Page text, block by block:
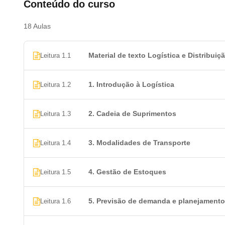
Conteúdo do curso
18 Aulas
Leitura 1.1 Material de texto Logística e
Leitura 1.2 1. Introdução à Logística
Leitura 1.3 2. Cadeia de Suprimentos
Leitura 1.4 3. Modalidades de Transporte
Leitura 1.5 4. Gestão de Estoques
Leitura 1.6 5. Previsão de demanda e planejamento